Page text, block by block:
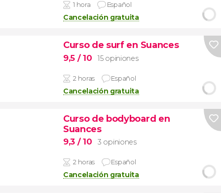
1 hora Español
Cancelación gratuita
Curso de surf en Suances
9,5 / 10 15 opiniones
2 horas Español
Cancelación gratuita
Curso de bodyboard en
Suances
9,3 / 10 3 opiniones
2 horas Español
Cancelación gratuita